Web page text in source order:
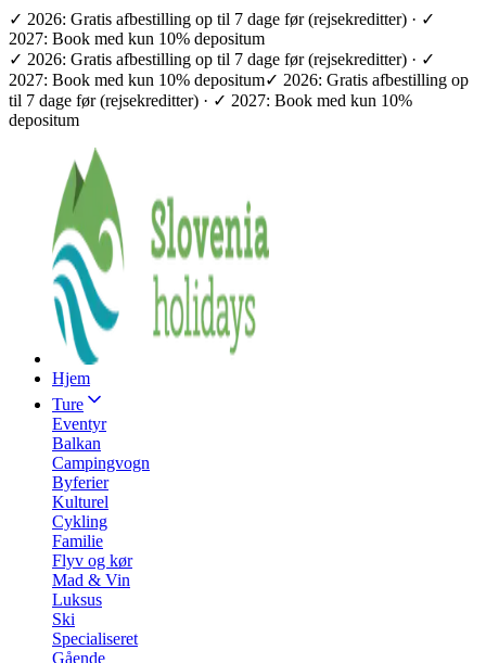
✓ 2026: Gratis afbestilling op til 7 dage før (rejsekreditter) · ✓
2027: Book med kun 10% depositum
✓ 2026: Gratis afbestilling op til 7 dage før (rejsekreditter) · ✓
2027: Book med kun 10% depositum✓ 2026: Gratis afbestilling op
til 7 dage før (rejsekreditter) · ✓ 2027: Book med kun 10%
depositum
Hjem
Ture
Eventyr
Balkan
Campingvogn
Byferier
Kulturel
Cykling
Familie
Flyv og kør
Mad & Vin
Luksus
Ski
Specialiseret
Gående